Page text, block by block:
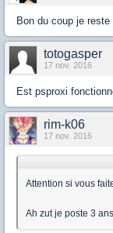
Bon du coup je reste
totogasper
17 nov. 2016
Est psproxi
rim-k06
17 nov. 2016
Attention si vous
Ah zut je poste 3